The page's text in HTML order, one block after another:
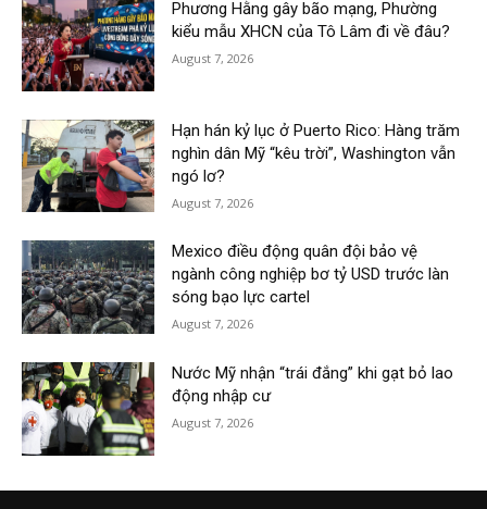
Phương Hằng gây bão mạng, Phường
kiểu mẫu XHCN của Tô Lâm đi về đâu?
August 7, 2026
Hạn hán kỷ lục ở Puerto Rico: Hàng trăm
nghìn dân Mỹ “kêu trời”, Washington vẫn
ngó lơ?
August 7, 2026
Mexico điều động quân đội bảo vệ
ngành công nghiệp bơ tỷ USD trước làn
sóng bạo lực cartel
August 7, 2026
Nước Mỹ nhận “trái đắng” khi gạt bỏ lao
động nhập cư
August 7, 2026